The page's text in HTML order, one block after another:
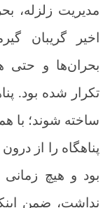
مدیریت زلزله،
اخیر گریبان
بحران‌ها و حتی
تکرار شده بود.
ساخته شوند؛ با
پناهگاه را از
بود و هیچ
نداشت، ضمن